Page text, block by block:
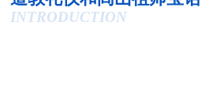
INTRODUCTION